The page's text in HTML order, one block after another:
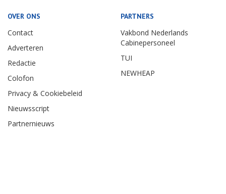
OVER ONS
Contact
Adverteren
Redactie
Colofon
Privacy & Cookiebeleid
Nieuwsscript
Partnernieuws
PARTNERS
Vakbond Nederlands
Cabinepersoneel
TUI
NEWHEAP